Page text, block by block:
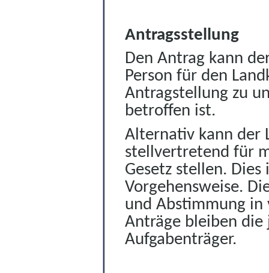
Antragsstellung
Den Antrag kann
Person für den
Antragstellung zu
betroffen ist.
Alternativ kann der
stellvertretend für
Gesetz stellen.
Vorgehensweise.
und Abstimmung in
Anträge bleiben
Aufgabenträger.